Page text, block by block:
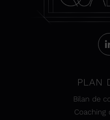
PLAN
Bilan de
Coaching